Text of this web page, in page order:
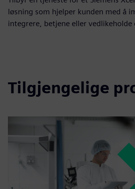
løsning som hjelper kunden med å
integrere, betjene eller vedlikeholde
Tilgjengelige